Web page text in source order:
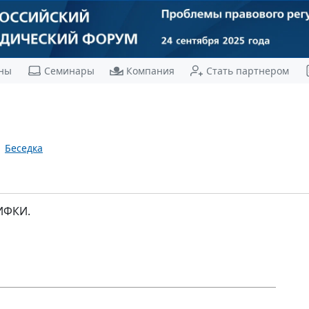
Семинары Компания Стать партнером
Беседка